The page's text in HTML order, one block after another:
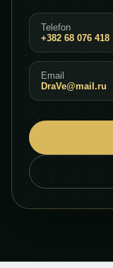
Telefon
+382 68 076 418
Email
DraVe@mail.ru